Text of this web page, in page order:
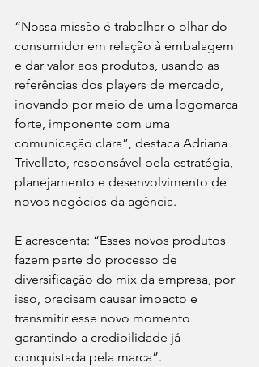
“Nossa missão é trabalhar o olhar do
consumidor em relação à embalagem
e dar valor aos produtos, usando as
referências dos players de mercado,
inovando por meio de uma logomarca
forte, imponente com uma
comunicação clara”, destaca Adriana
Trivellato, responsável pela estratégia,
planejamento e desenvolvimento de
novos negócios da agência.
E acrescenta: “Esses novos produtos
fazem parte do processo de
diversificação do mix da empresa, por
isso, precisam causar impacto e
transmitir esse novo momento
garantindo a credibilidade já
conquistada pela marca”.